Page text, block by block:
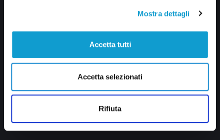
Mostra dettagli
Accetta tutti
Accetta selezionati
Rifiuta
Via Pasubio, 36 – 63074 San Benedetto del Tronto (AP)
info@veratv.it